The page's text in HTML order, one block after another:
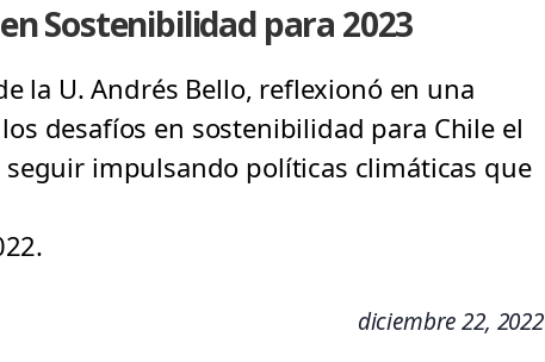
Sostenibilidad para 2023
la U. Andrés Bello, reflexionó en una
desafíos en sostenibilidad para Chile el
impulsando políticas climáticas que
diciembre 22, 2022